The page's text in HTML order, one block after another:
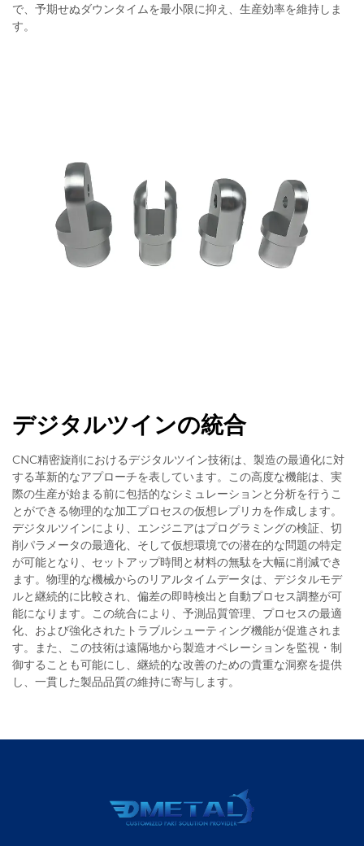
で、予期せぬダウンタイムを最小限に抑え、生産効率を維持しま
す。
デジタルツインの統合
CNC精密旋削におけるデジタルツイン技術は、製造の最適化に対
する革新的なアプローチを表しています。この高度な機能は、実
際の生産が始まる前に包括的なシミュレーションと分析を行うこ
とができる物理的な加工プロセスの仮想レプリカを作成します。
デジタルツインにより、エンジニアはプログラミングの検証、切
削パラメータの最適化、そして仮想環境での潜在的な問題の特定
が可能となり、セットアップ時間と材料の無駄を大幅に削減でき
ます。物理的な機械からのリアルタイムデータは、デジタルモデ
ルと継続的に比較され、偏差の即時検出と自動プロセス調整が可
能になります。この統合により、予測品質管理、プロセスの最適
化、および強化されたトラブルシューティング機能が促進されま
す。また、この技術は遠隔地から製造オペレーションを監視・制
御することも可能にし、継続的な改善のための貴重な洞察を提供
し、一貫した製品品質の維持に寄与します。